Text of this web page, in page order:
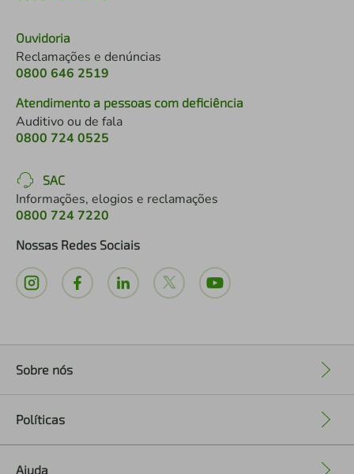
Ouvidoria
Reclamações e denúncias
0800 646 2519
Atendimento a pessoas com deficiência
Auditivo ou de fala
0800 724 0525
SAC
Informações, elogios e reclamações
0800 724 7220
Nossas Redes Sociais
Sobre nós
Políticas
Ajuda